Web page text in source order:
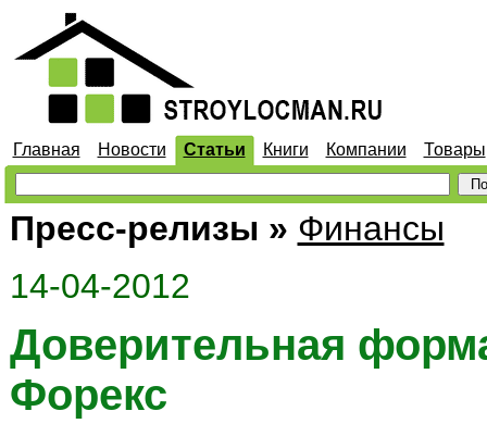
Главная Новости Статьи Книги Компании Товары
Пресс-релизы » Финансы
14-04-2012
Доверительная
Форекс